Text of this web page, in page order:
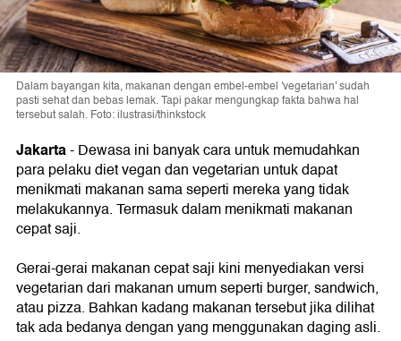
Dalam bayangan kita, makanan dengan embel-embel 'vegetarian' sudah
pasti sehat dan bebas lemak. Tapi pakar mengungkap fakta bahwa hal
tersebut salah. Foto: ilustrasi/thinkstock
Jakarta- Dewasa ini banyak cara untuk memudahkan
para pelaku diet vegan dan vegetarian untuk dapat
menikmati makanan sama seperti mereka yang tidak
melakukannya. Termasuk dalam menikmati makanan
cepat saji.
Gerai-gerai makanan cepat saji kini menyediakan versi
vegetarian dari makanan umum seperti burger, sandwich,
atau pizza. Bahkan kadang makanan tersebut jika dilihat
tak ada bedanya dengan yang menggunakan daging asli.